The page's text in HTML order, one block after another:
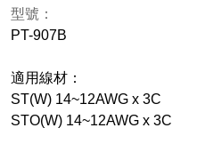
型號：
PT-907B
適用線材：
ST(W) 14~12AWG x 3C
STO(W) 14~12AWG x 3C